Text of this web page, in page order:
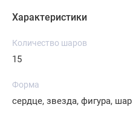
Характеристики
Количество шаров
15
Форма
сердце, звезда, фигура, шар